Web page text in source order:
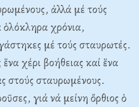
ἀλλά μέ τούς
ὁλόκληρα χρόνια,
μέ τούς σταυρωτές.
χέρι βοήθειας καί ἕνα
στούς σταυρωμένους.
γιά νά μείνη ὄρθιος ὁ